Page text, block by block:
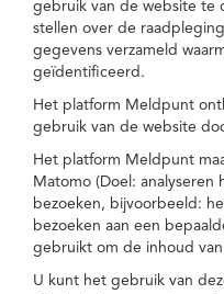
gebruik van de website te
stellen over de
gegevens verzameld
geïdentificeerd.
Het platform Meldpunt
gebruik van de website
Het platform Meldpunt
Matomo (Doel:
bezoeken, bijvoorbeeld:
bezoeken aan een
gebruikt om de inhoud
U kunt het gebruik van